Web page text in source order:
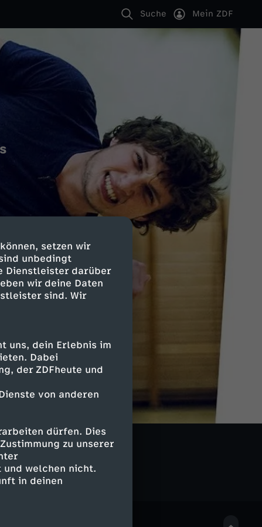
setzen wir
unbedingt
Dienstleister darüber
wir deine Daten
sind. Wir
uns, dein Erlebnis im
Dabei
der ZDFheute und
von anderen
dürfen. Dies
zu unserer
welchen nicht.
in deinen
Suche Mein ZDF